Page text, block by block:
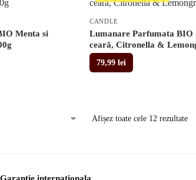
Menta si
CANDLE
Lumanare Parfumata BIO
ceară, Citronella &
79,99 lei
Afișez toate cele 12 rezultate